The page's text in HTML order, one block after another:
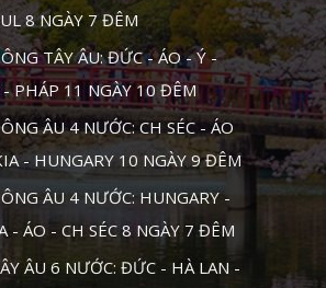
8 NGÀY 7 ĐÊM
TÂY ÂU: ĐỨC - ÁO - Ý -
- PHÁP 11 NGÀY 10 ĐÊM
ÂU 4 NƯỚC: CH SÉC - ÁO
- HUNGARY 10 NGÀY 9 ĐÊM
ÂU 4 NƯỚC: HUNGARY -
- ÁO - CH SÉC 8 NGÀY 7 ĐÊM
ÂU 6 NƯỚC: ĐỨC - HÀ LAN -